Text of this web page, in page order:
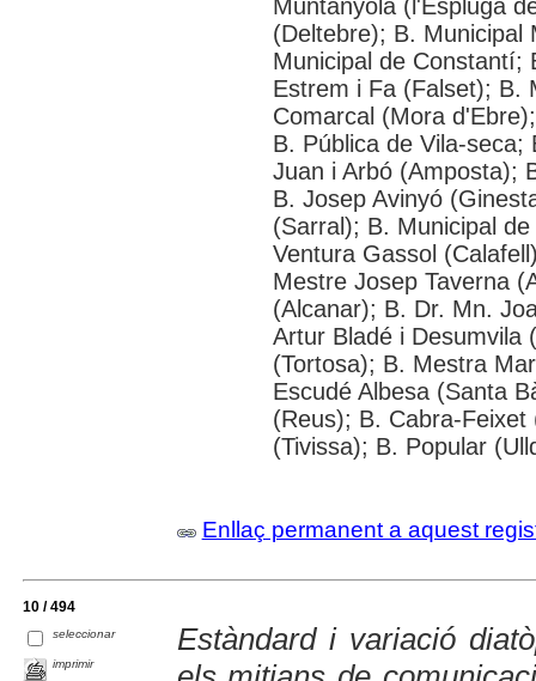
Muntanyola (l'Espluga
(Deltebre); B. Municipal
Municipal de Constantí;
Estrem i Fa (Falset); B.
Comarcal (Mora
B. Pública de Vila-
Juan i Arbó (Amposta);
B. Josep Avinyó
(Sarral); B. Municipal
Ventura Gassol
Mestre Josep Taverna
(Alcanar); B. Dr. Mn.
Artur Bladé i Desumvila
(Tortosa); B. Mestra
Escudé Albesa (Santa
(Reus); B. Cabra-
(Tivissa); B. Popular
Enllaç permanent a aquest
10 / 494
seleccionar
imprimir
Estàndard i variació